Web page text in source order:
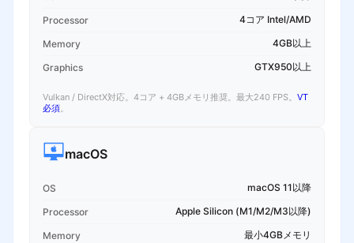
Processor 4コア Intel/AMD
Memory 4GB以上
Graphics GTX950以上
Vulkan / DirectX対応。4コア + 4GBメモリ推奨。最大240 FPS。 VT
必須。
macOS
OS macOS 11以降
Processor Apple Silicon (M1/M2/M3以降)
Memory 最小4GBメモリ